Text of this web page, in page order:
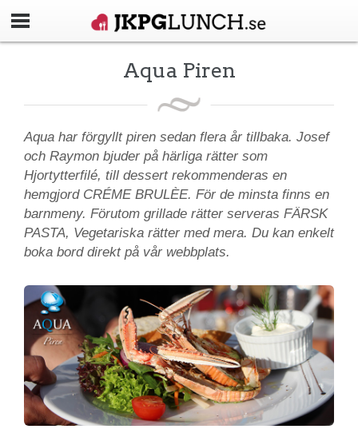
Aqua Piren
Aqua har förgyllt piren sedan flera år tillbaka. Josef
och Raymon bjuder på härliga rätter som
Hjortytterfilé, till dessert rekommenderas en
hemgjord CRÉME BRULÈE. För de minsta finns en
barnmeny. Förutom grillade rätter serveras FÄRSK
PASTA, Vegetariska rätter med mera. Du kan enkelt
boka bord direkt på vår webbplats.